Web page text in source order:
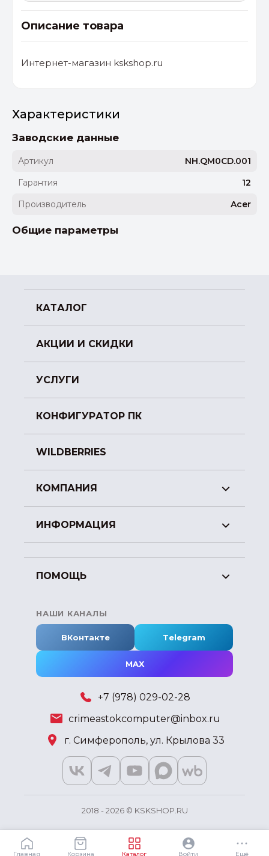
Главная Корзина Каталог Войти Ещё
Описание товара
Интернет-магазин kskshop.ru
Характеристики
Заводские данные
Артикул
NH.QM0CD.001
Гарантия
12
Производитель
Acer
Общие параметры
КАТАЛОГ
АКЦИИ И СКИДКИ
УСЛУГИ
КОНФИГУРАТОР ПК
WILDBERRIES
КОМПАНИЯ
ИНФОРМАЦИЯ
ПОМОЩЬ
НАШИ КАНАЛЫ
ВКонтакте Telegram
MAX
+7 (978) 029-02-28
crimeastokcomputer@inbox.ru
г. Симферополь, ул. Крылова 33
2018 - 2026 © KSKSHOP.RU